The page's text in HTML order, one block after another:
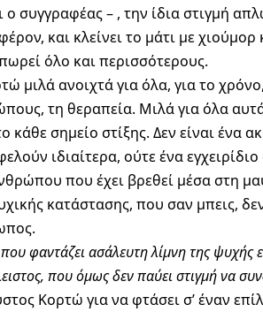
ο συγγραφέας – , την ίδια στιγμή
και κλείνει το μάτι με
όλο και περισσότερους.
μιλά ανοιχτά για όλα, για το
τη θεραπεία. Μιλά για όλα
κάθε σημείο στίξης. Δεν είναι ένα
ιδιαίτερα, ούτε ένα
που έχει βρεθεί μέσα στη
κατάστασης, που σαν μπεις,
φαντάζει ασάλευτη λίμνη της ψυχής
που όμως δεν παύει στιγμή να
Κορτώ για να φτάσει σ’ έναν